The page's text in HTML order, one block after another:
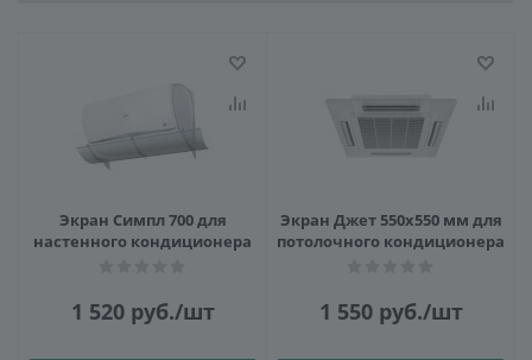
Экран Симпл 700 для
настенного кондиционера
1 520руб./шт
Экран Джет 550х550 мм для
потолочного кондиционера
1 550руб./шт